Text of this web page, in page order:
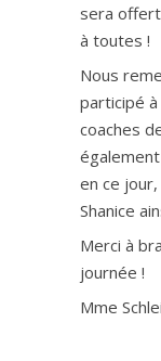
sera
à toutes !
Nous
participé
coaches
en ce
Shanice
Merci à
journée !
Mme